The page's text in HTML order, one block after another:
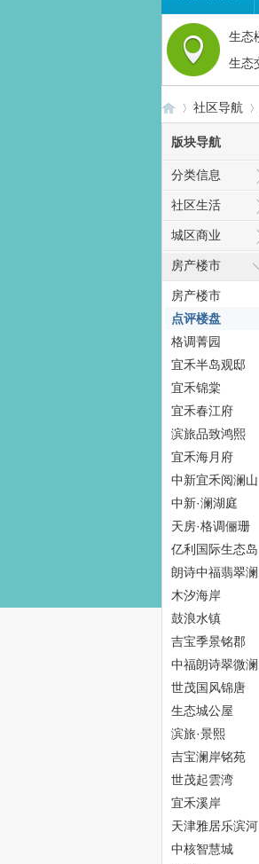
生态
生态
生
态
网
»
社区导航
版块导航
分类信息
社区生活
城区商业
房产楼市
房产楼市
点评楼盘
格调菁园
宜禾半岛观邸
宜禾锦棠
宜禾春江府
滨旅品致鸿熙
宜禾海月府
中新宜禾阅澜山
中新·澜湖庭
天房·格调俪珊
亿利国际生态岛
朗诗中福翡翠澜
湾
木汐海岸
鼓浪水镇
吉宝季景铭郡
中福朗诗翠微澜
阁
世茂国风锦唐
生态城公屋
滨旅·景熙
吉宝澜岸铭苑
世茂起雲湾
宜禾溪岸
天津雅居乐滨河
雅郡
中核智慧城